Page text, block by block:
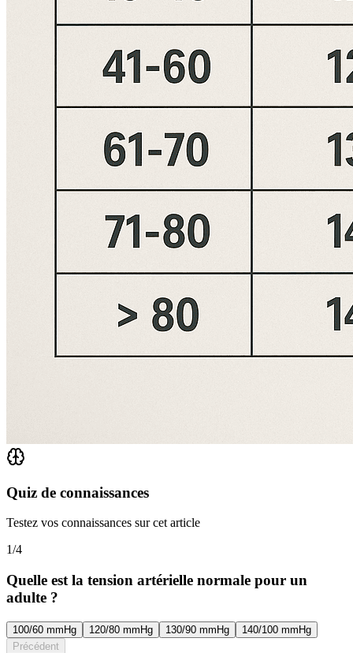
Quiz de connaissances
Testez vos connaissances sur cet article
1/4
Quelle est la tension artérielle normale pour un
adulte ?
100/60 mmHg 120/80 mmHg 130/90 mmHg
140/100 mmHg
Précédent